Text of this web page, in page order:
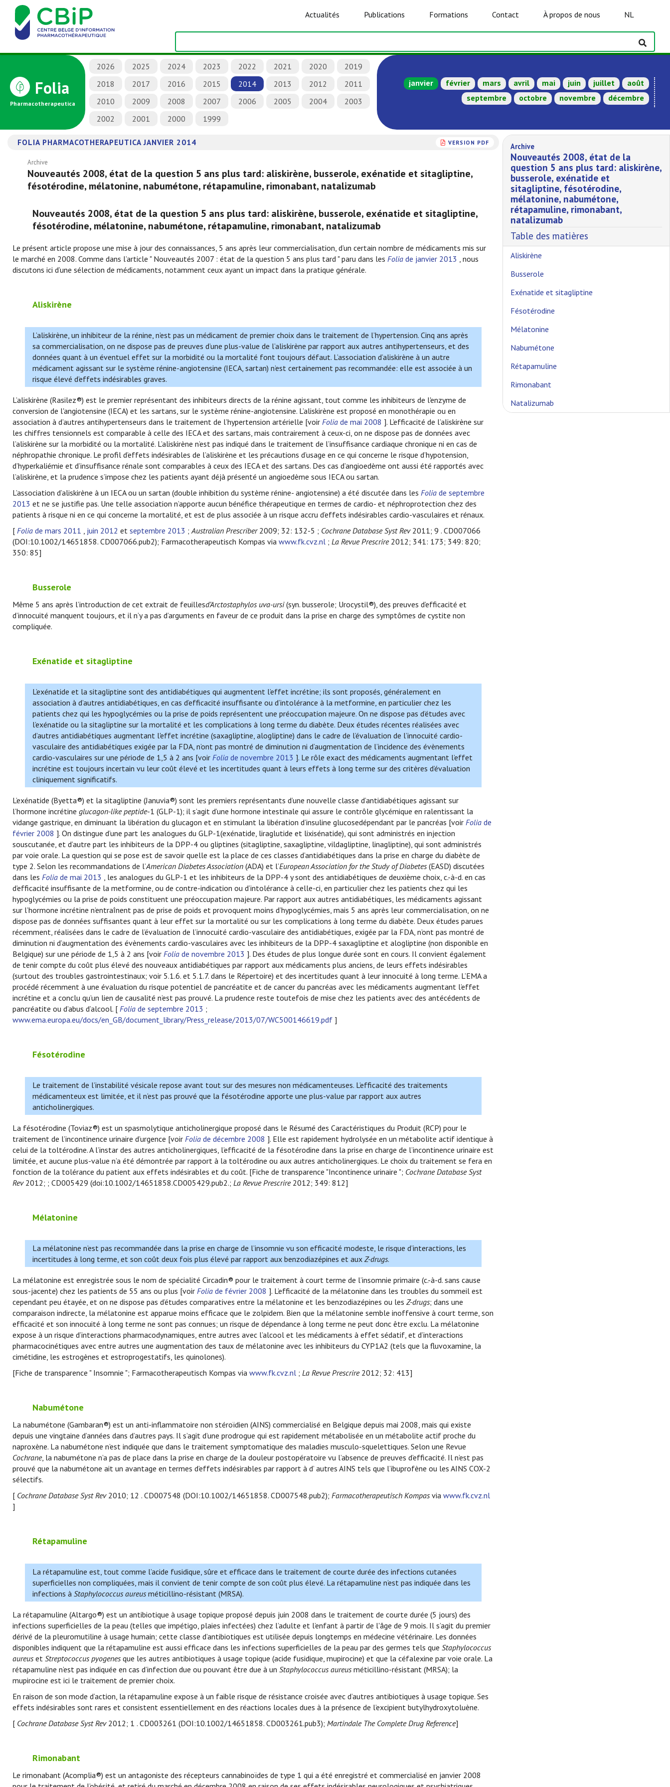
Actualités Publications Formations Contact À propos de nous NL
Folia
Pharmacotherapeutica
2026 2025 2024 2023 2022 2021 2020
2019
2018
2017 2016 2015 2014 2013 2012
2011
2010
2009 2008 2007 2006 2005 2004
2003
2002
2001 2000 1999
janvier février mars avril mai juin juillet
août
septembre
octobre novembre décembre
FOLIA PHARMACOTHERAPEUTICA JANVIER 2014 VERSION PDF
Archive
Nouveautés 2008, état de la question 5 ans plus tard: aliskirène, busserole, exénatide et sitagliptine,
fésotérodine, mélatonine, nabumétone, rétapamuline, rimonabant, natalizumab
Nouveautés 2008, état de la question 5 ans plus tard: aliskirène, busserole, exénatide et sitagliptine,
fésotérodine, mélatonine, nabumétone, rétapamuline, rimonabant, natalizumab
Le présent article propose une mise à jour des connaissances, 5 ans après leur commercialisation, d’un certain nombre de médicaments mis sur
le marché en 2008. Comme dans l’article " Nouveautés 2007 : état de la question 5 ans plus tard " paru dans les Folia de janvier 2013 , nous
discutons ici d’une sélection de médicaments, notamment ceux ayant un impact dans la pratique générale.
Aliskirène
L’aliskirène, un inhibiteur de la rénine, n’est pas un médicament de premier choix dans le traitement de l’hypertension. Cinq ans après
sa commercialisation, on ne dispose pas de preuves d’une plus-value de l’aliskirène par rapport aux autres antihypertenseurs, et des
données quant à un éventuel effet sur la morbidité ou la mortalité font toujours défaut. L’association d’aliskirène à un autre
médicament agissant sur le système rénine-angiotensine (IECA, sartan) n’est certainement pas recommandée: elle est associée à un
risque élevé d’effets indésirables graves.
L’aliskirène (Rasilez®) est le premier représentant des inhibiteurs directs de la rénine agissant, tout comme les inhibiteurs de l'enzyme de
conversion de l'angiotensine (IECA) et les sartans, sur le système rénine-angiotensine. L’aliskirène est proposé en monothérapie ou en
association à d’autres antihypertenseurs dans le traitement de l’hypertension artérielle [voir Folia de mai 2008 ]. L’efficacité de l’aliskirène sur
les chiffres tensionnels est comparable à celle des IECA et des sartans, mais contrairement à ceux-ci, on ne dispose pas de données avec
l’aliskirène sur la morbidité ou la mortalité. L’aliskirène n’est pas indiqué dans le traitement de l’insuffisance cardiaque chronique ni en cas de
néphropathie chronique. Le profil d’effets indésirables de l’aliskirène et les précautions d’usage en ce qui concerne le risque d’hypotension,
d’hyperkaliémie et d’insuffisance rénale sont comparables à ceux des IECA et des sartans. Des cas d’angioedème ont aussi été rapportés avec
l’aliskirène, et la prudence s’impose chez les patients ayant déjà présenté un angioedème sous IECA ou sartan.
L’association d’aliskirène à un IECA ou un sartan (double inhibition du système rénine- angiotensine) a été discutée dans les Folia de septembre
2013 et ne se justifie pas. Une telle association n’apporte aucun bénéfice thérapeutique en termes de cardio- et néphroprotection chez des
patients à risque ni en ce qui concerne la mortalité, et est de plus associée à un risque accru d’effets indésirables cardio-vasculaires et rénaux.
[ Folia de mars 2011 , juin 2012 et septembre 2013 ;Australian Prescriber2009; 32: 132-5 ; Cochrane Database Syst Rev2011; 9 . CD007066
(DOI:10.1002/14651858. CD007066.pub2); Farmacotherapeutisch Kompas via www.fk.cvz.nl ; La Revue Prescrire2012; 341: 173; 349: 820;
350: 85]
Busserole
Même 5 ans après l’introduction de cet extrait de feuillesd’Arctostaphylos uva-ursi(syn. busserole; Urocystil®), des preuves d’efficacité et
d’innocuité manquent toujours, et il n’y a pas d’arguments en faveur de ce produit dans la prise en charge des symptômes de cystite non
compliquée.
Exénatide et sitagliptine
L’exénatide et la sitagliptine sont des antidiabétiques qui augmentent l’effet incrétine; ils sont proposés, généralement en
association à d’autres antidiabétiques, en cas d’efficacité insuffisante ou d’intolérance à la metformine, en particulier chez les
patients chez qui les hypoglycémies ou la prise de poids représentent une préoccupation majeure. On ne dispose pas d’études avec
l’exénatide ou la sitagliptine sur la mortalité et les complications à long terme du diabète. Deux études récentes réalisées avec
d’autres antidiabétiques augmentant l'effet incrétine (saxagliptine, alogliptine) dans le cadre de l’évaluation de l’innocuité cardio-
vasculaire des antidiabétiques exigée par la FDA, n’ont pas montré de diminution ni d’augmentation de l’incidence des évènements
cardio-vasculaires sur une période de 1,5 à 2 ans [voir Foliade novembre 2013 ]. Le rôle exact des médicaments augmentant l’effet
incrétine est toujours incertain vu leur coût élevé et les incertitudes quant à leurs effets à long terme sur des critères d’évaluation
cliniquement significatifs.
L’exénatide (Byetta®) et la sitagliptine (Januvia®) sont les premiers représentants d’une nouvelle classe d’antidiabétiques agissant sur
l’hormone incrétine glucagon-like peptide-1 (GLP-1); il s’agit d’une hormone intestinale qui assure le contrôle glycémique en ralentissant la
vidange gastrique, en diminuant la libération du glucagon et en stimulant la libération d’insuline glucosedépendant par le pancréas [voir Folia de
février 2008 ]. On distingue d’une part les analogues du GLP-1(exénatide, liraglutide et lixisénatide), qui sont administrés en injection
souscutanée, et d’autre part les inhibiteurs de la DPP-4 ou gliptines (sitagliptine, saxagliptine, vildagliptine, linagliptine), qui sont administrés
par voie orale. La question qui se pose est de savoir quelle est la place de ces classes d’antidiabétiques dans la prise en charge du diabète de
type 2. Selon les recommandations de l’American Diabetes Association (ADA) et l’European Association for the Study of Diabetes (EASD) discutées
dans les Folia de mai 2013 , les analogues du GLP-1 et les inhibiteurs de la DPP-4 y sont des antidiabétiques de deuxième choix, c.-à-d. en cas
d’efficacité insuffisante de la metformine, ou de contre-indication ou d’intolérance à celle-ci, en particulier chez les patients chez qui les
hypoglycémies ou la prise de poids constituent une préoccupation majeure. Par rapport aux autres antidiabétiques, les médicaments agissant
sur l’hormone incrétine n’entraînent pas de prise de poids et provoquent moins d’hypoglycémies, mais 5 ans après leur commercialisation, on ne
dispose pas de données suffisantes quant à leur effet sur la mortalité ou sur les complications à long terme du diabète. Deux études parues
récemment, réalisées dans le cadre de l’évaluation de l’innocuité cardio-vasculaire des antidiabétiques, exigée par la FDA, n’ont pas montré de
diminution ni d’augmentation des évènements cardio-vasculaires avec les inhibiteurs de la DPP-4 saxagliptine et alogliptine (non disponible en
Belgique) sur une période de 1,5 à 2 ans [voir Folia de novembre 2013 ]. Des études de plus longue durée sont en cours. Il convient également
de tenir compte du coût plus élevé des nouveaux antidiabétiques par rapport aux médicaments plus anciens, de leurs effets indésirables
(surtout des troubles gastrointestinaux; voir 5.1.6. et 5.1.7. dans le Répertoire) et des incertitudes quant à leur innocuité à long terme. L’EMA a
procédé récemment à une évaluation du risque potentiel de pancréatite et de cancer du pancréas avec les médicaments augmentant l’effet
incrétine et a conclu qu’un lien de causalité n’est pas prouvé. La prudence reste toutefois de mise chez les patients avec des antécédents de
pancréatite ou d’abus d’alcool. [ Folia de septembre 2013 ;
www.ema.europa.eu/docs/en_GB/document_library/Press_release/2013/07/WC500146619.pdf ]
Fésotérodine
Le traitement de l’instabilité vésicale repose avant tout sur des mesures non médicamenteuses. L’efficacité des traitements
médicamenteux est limitée, et il n’est pas prouvé que la fésotérodine apporte une plus-value par rapport aux autres
anticholinergiques.
La fésotérodine (Toviaz®) est un spasmolytique anticholinergique proposé dans le Résumé des Caractéristiques du Produit (RCP) pour le
traitement de l’incontinence urinaire d’urgence [voir Folia de décembre 2008 ]. Elle est rapidement hydrolysée en un métabolite actif identique à
celui de la toltérodine. A l’instar des autres anticholinergiques, l’efficacité de la fésotérodine dans la prise en charge de l’incontinence urinaire est
limitée, et aucune plus-value n’a été démontrée par rapport à la toltérodine ou aux autres anticholinergiques. Le choix du traitement se fera en
fonction de la tolérance du patient aux effets indésirables et du coût. [Fiche de transparence "Incontinence urinaire "; Cochrane Database Syst
Rev2012; ; CD005429 (doi:10.1002/14651858.CD005429.pub2.; La Revue Prescrire2012; 349: 812]
Mélatonine
La mélatonine n’est pas recommandée dans la prise en charge de l’insomnie vu son efficacité modeste, le risque d’interactions, les
incertitudes à long terme, et son coût deux fois plus élevé par rapport aux benzodiazépines et aux Z-drugs.
La mélatonine est enregistrée sous le nom de spécialité Circadin® pour le traitement à court terme de l’insomnie primaire (c.-à-d. sans cause
sous-jacente) chez les patients de 55 ans ou plus [voir Folia de février 2008 ]. L’efficacité de la mélatonine dans les troubles du sommeil est
cependant peu étayée, et on ne dispose pas d’études comparatives entre la mélatonine et les benzodiazépines ou les Z-drugs; dans une
comparaison indirecte, la mélatonine est apparue moins efficace que le zolpidem. Bien que la mélatonine semble inoffensive à court terme, son
efficacité et son innocuité à long terme ne sont pas connues; un risque de dépendance à long terme ne peut donc être exclu. La mélatonine
expose à un risque d’interactions pharmacodynamiques, entre autres avec l’alcool et les médicaments à effet sédatif, et d’interactions
pharmacocinétiques avec entre autres une augmentation des taux de mélatonine avec les inhibiteurs du CYP1A2 (tels que la fluvoxamine, la
cimétidine, les estrogènes et estroprogestatifs, les quinolones).
[Fiche de transparence " Insomnie "; Farmacotherapeutisch Kompas via www.fk.cvz.nl ; La Revue Prescrire2012; 32: 413]
Nabumétone
La nabumétone (Gambaran®) est un anti-inflammatoire non stéroïdien (AINS) commercialisé en Belgique depuis mai 2008, mais qui existe
depuis une vingtaine d’années dans d’autres pays. Il s’agit d’une prodrogue qui est rapidement métabolisée en un métabolite actif proche du
naproxène. La nabumétone n’est indiquée que dans le traitement symptomatique des maladies musculo-squelettiques. Selon une Revue
Cochrane, la nabumétone n’a pas de place dans la prise en charge de la douleur postopératoire vu l’absence de preuves d’efficacité. Il n’est pas
prouvé que la nabumétone ait un avantage en termes d’effets indésirables par rapport à d’ autres AINS tels que l’ibuprofène ou les AINS COX-2
sélectifs.
[ Cochrane Database Syst Rev2010; 12 . CD007548 (DOI:10.1002/14651858. CD007548.pub2); Farmacotherapeutisch Kompas via www.fk.cvz.nl
]
Rétapamuline
La rétapamuline est, tout comme l’acide fusidique, sûre et efficace dans le traitement de courte durée des infections cutanées
superficielles non compliquées, mais il convient de tenir compte de son coût plus élevé. La rétapamuline n’est pas indiquée dans les
infections à Staphylococcus aureusméticillino-résistant (MRSA).
La rétapamuline (Altargo®) est un antibiotique à usage topique proposé depuis juin 2008 dans le traitement de courte durée (5 jours) des
infections superficielles de la peau (telles que impétigo, plaies infectées) chez l’adulte et l’enfant à partir de l'âge de 9 mois. Il s’agit du premier
dérivé de la pleuromutiline à usage humain; cette classe d’antibiotiques est utilisée depuis longtemps en médecine vétérinaire. Les données
disponibles indiquent que la rétapamuline est aussi efficace dans les infections superficielles de la peau par des germes tels que Staphylococcus
aureus et Streptococcus pyogenes que les autres antibiotiques à usage topique (acide fusidique, mupirocine) et que la céfalexine par voie orale. La
rétapamuline n’est pas indiquée en cas d’infection due ou pouvant être due à un Staphylococcus aureus méticillino-résistant (MRSA); la
mupirocine est ici le traitement de premier choix.
En raison de son mode d’action, la rétapamuline expose à un faible risque de résistance croisée avec d’autres antibiotiques à usage topique. Ses
effets indésirables sont rares et consistent essentiellement en des réactions locales dues à la présence de l’excipient butylhydroxytoluène.
[ Cochrane Database Syst Rev2012; 1 . CD003261 (DOI:10.1002/14651858. CD003261.pub3); Martindale The Complete Drug Reference]
Rimonabant
Le rimonabant (Acomplia®) est un antagoniste des récepteurs cannabinoïdes de type 1 qui a été enregistré et commercialisé en janvier 2008
Archive
Nouveautés 2008, état de la
question 5 ans plus tard: aliskirène,
busserole, exénatide et
sitagliptine, fésotérodine,
mélatonine, nabumétone,
rétapamuline, rimonabant,
natalizumab
Table des matières
Aliskirène
Busserole
Exénatide et sitagliptine
Fésotérodine
Mélatonine
Nabumétone
Rétapamuline
Rimonabant
Natalizumab